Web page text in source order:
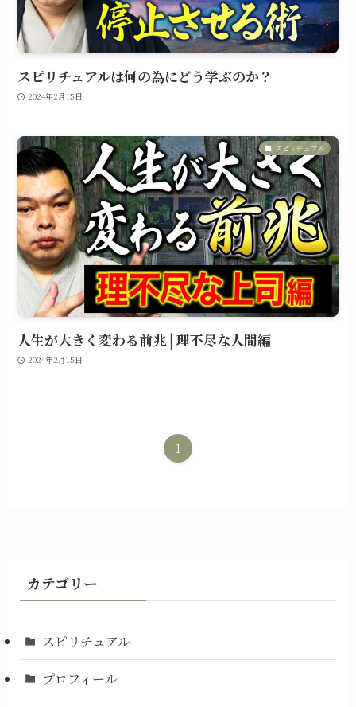
スピリチュアルは何の為にどう学ぶのか？
2024年2月15日
スピリチュアル
人生が大きく変わる前兆 | 理不尽な人間編
2024年2月15日
1
カテゴリー
スピリチュアル
プロフィール